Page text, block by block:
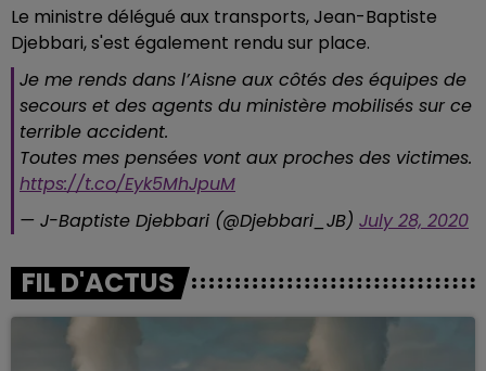
Le ministre délégué aux transports, Jean-Baptiste
Djebbari, s'est également rendu sur place.
Je me rends dans l’Aisne aux côtés des équipes de
secours et des agents du ministère mobilisés sur ce
terrible accident.
Toutes mes pensées vont aux proches des victimes.
https://t.co/Eyk5MhJpuM
— J-Baptiste Djebbari (@Djebbari_JB) July 28, 2020
FIL D'ACTUS